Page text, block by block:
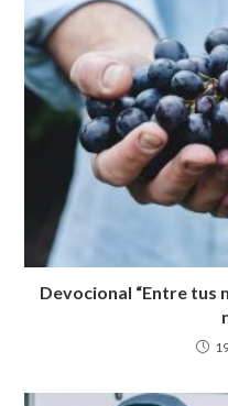
p k
Devocional “Entre tus